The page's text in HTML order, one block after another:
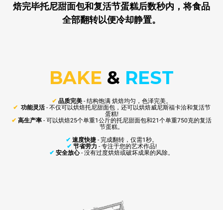
焙完毕托尼甜面包和复活节蛋糕后数秒内，将食品
全部翻转以便冷却静置。
BAKE & REST
✔ 品质完美- 结构饱满 烘焙均匀，色泽完美。
✔ 功能灵活- 不仅可以烘焙托尼甜面包，还可以烘焙威尼斯福卡洽和复活节
蛋糕!
✔ 高生产率 - 可以烘焙25个单重1公斤的托尼甜面包和21个单重750克的复活
节蛋糕。
✔ 速度快捷- 完成翻转，仅需1秒。
✔ 节省劳力 - 专注于您的艺术作品!
✔ 安全放心- 没有过度烘焙或破坏成果的风除。